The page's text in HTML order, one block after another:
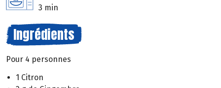
3 min
Ingrédients
Pour 4 personnes
1 Citron